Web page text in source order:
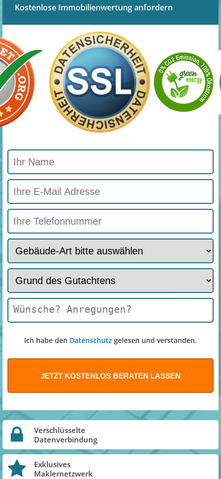
Kostenlose Immobilienwertung anfordern
Ich habe den Datenschutz gelesen und verstanden.
Verschlüsselte
Datenverbindung
Exklusives
Maklernetzwerk